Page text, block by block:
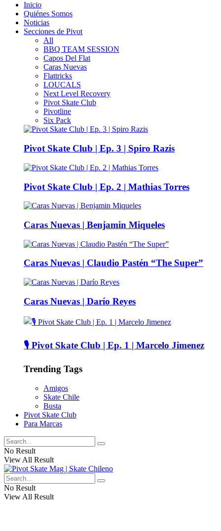
Inicio
Quiénes Somos
Noticias
Secciones de Pivot
All
BBQ TEAM SESSION
Capos Del Flat
Caras Nuevas
Flattricks
LOUCALS
Next Level Recovery
Pivot Skate Club
Pivotline
Six Pack
Pivot Skate Club | Ep. 3 | Spiro Razis
Pivot Skate Club | Ep. 2 | Mathias Torres
Caras Nuevas | Benjamin Miqueles
Caras Nuevas | Claudio Pastén “The Super”
Caras Nuevas | Darío Reyes
🎙️ Pivot Skate Club | Ep. 1 | Marcelo Jimenez
Trending Tags
Amigos
Skate Chile
Busta
Pivot Skate Club
Para Marcas
No Result
View All Result
No Result
View All Result